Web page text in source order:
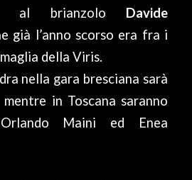
al brianzolo Davide
già l’anno scorso era fra i
della Viris.
nella gara bresciana sarà
in Toscana saranno
Maini ed Enea